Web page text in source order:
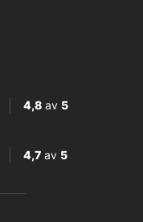
4,8av 5
4,7av 5